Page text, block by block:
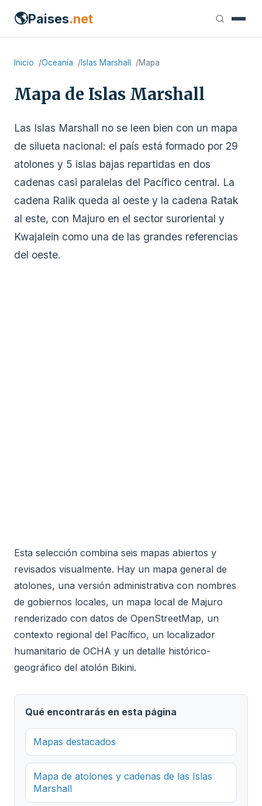
🌎Paises.net
Inicio Oceanía Islas Marshall Mapa
Mapa de Islas Marshall
Las Islas Marshall no se leen bien con un mapa
de silueta nacional: el país está formado por 29
atolones y 5 islas bajas repartidas en dos
cadenas casi paralelas del Pacífico central. La
cadena Ralik queda al oeste y la cadena Ratak
al este, con Majuro en el sector suroriental y
Kwajalein como una de las grandes referencias
del oeste.
Esta selección combina seis mapas abiertos y
revisados visualmente. Hay un mapa general de
atolones, una versión administrativa con nombres
de gobiernos locales, un mapa local de Majuro
renderizado con datos de OpenStreetMap, un
contexto regional del Pacífico, un localizador
humanitario de OCHA y un detalle histórico-
geográfico del atolón Bikini.
Qué encontrarás en esta página
Mapas destacados
Mapa de atolones y cadenas de las Islas
Marshall